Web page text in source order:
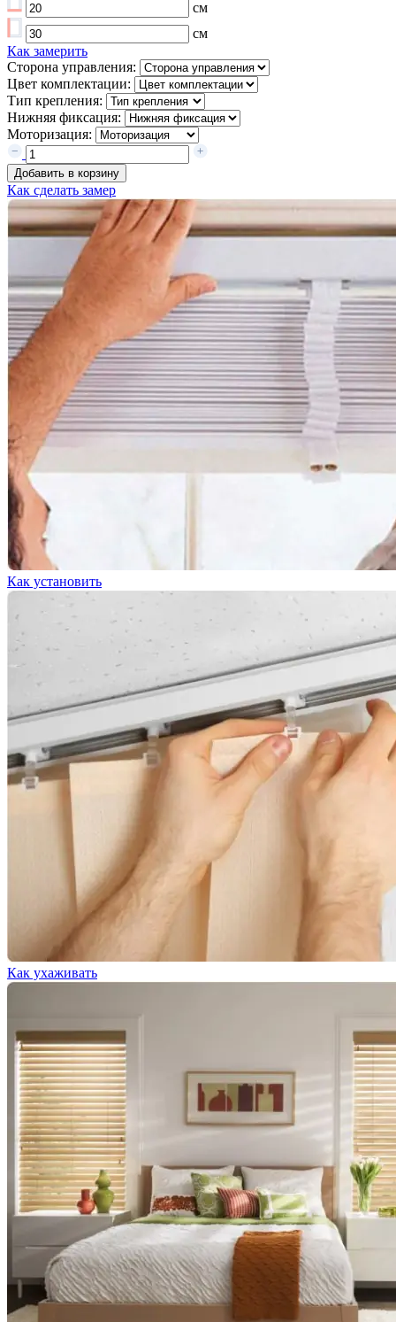
см
см
Как замерить
Сторона управления:
Цвет комплектации:
Тип крепления:
Нижняя фиксация:
Моторизация:
Добавить в корзину
Как сделать замер
Как установить
Как ухаживать